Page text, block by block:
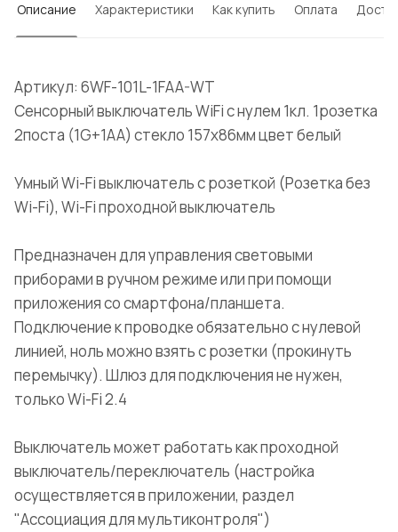
Описание Характеристики Как купить Оплата
Артикул: 6WF-101L-1FAA-WT
Сенсорный выключатель WiFi с нулем 1кл. 1розетка
2поста (1G+1AA) стекло 157х86мм цвет белый
Умный Wi-Fi выключатель с розеткой (Розетка без
Wi-Fi), Wi-Fi проходной выключатель
Предназначен для управления световыми
приборами в ручном режиме или при помощи
приложения со смартфона/планшета.
Подключение к проводке обязательно с нулевой
линией, ноль можно взять с розетки (прокинуть
перемычку). Шлюз для подключения не нужен,
только Wi-Fi 2.4
Выключатель может работать как проходной
выключатель/переключатель (настройка
осуществляется в приложении, раздел
"Ассоциация для мультиконтроля")